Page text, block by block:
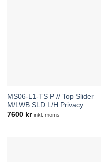
MS06-L1-TS P // Top Slider
M/LWB SLD L/H Privacy
7600 kr inkl. moms